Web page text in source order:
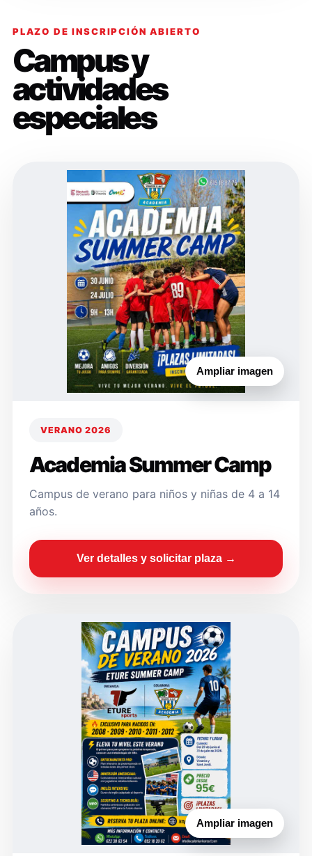
PLAZO DE INSCRIPCIÓN ABIERTO
Campus y
actividades
especiales
Ampliar imagen
VERANO 2026
Academia Summer Camp
Campus de verano para niños y niñas de 4 a 14
años.
Ver detalles y solicitar plaza →
Ampliar imagen